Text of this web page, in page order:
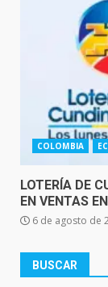
COLOMBIA
LOTERÍA DE
EN VENTAS
6 de agosto de
BUSCAR